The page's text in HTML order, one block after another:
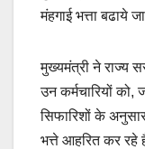
मंहगाई भत्ता बढाये
मुख्यमंत्री ने राज्य
उन कर्मचारियों
सिफारिशों के
भत्ते आहरित कर रहे